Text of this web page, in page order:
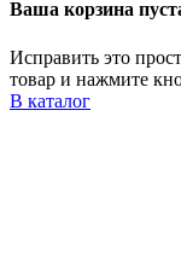
Ваша корзина
Исправить это
товар и нажмите
В каталог